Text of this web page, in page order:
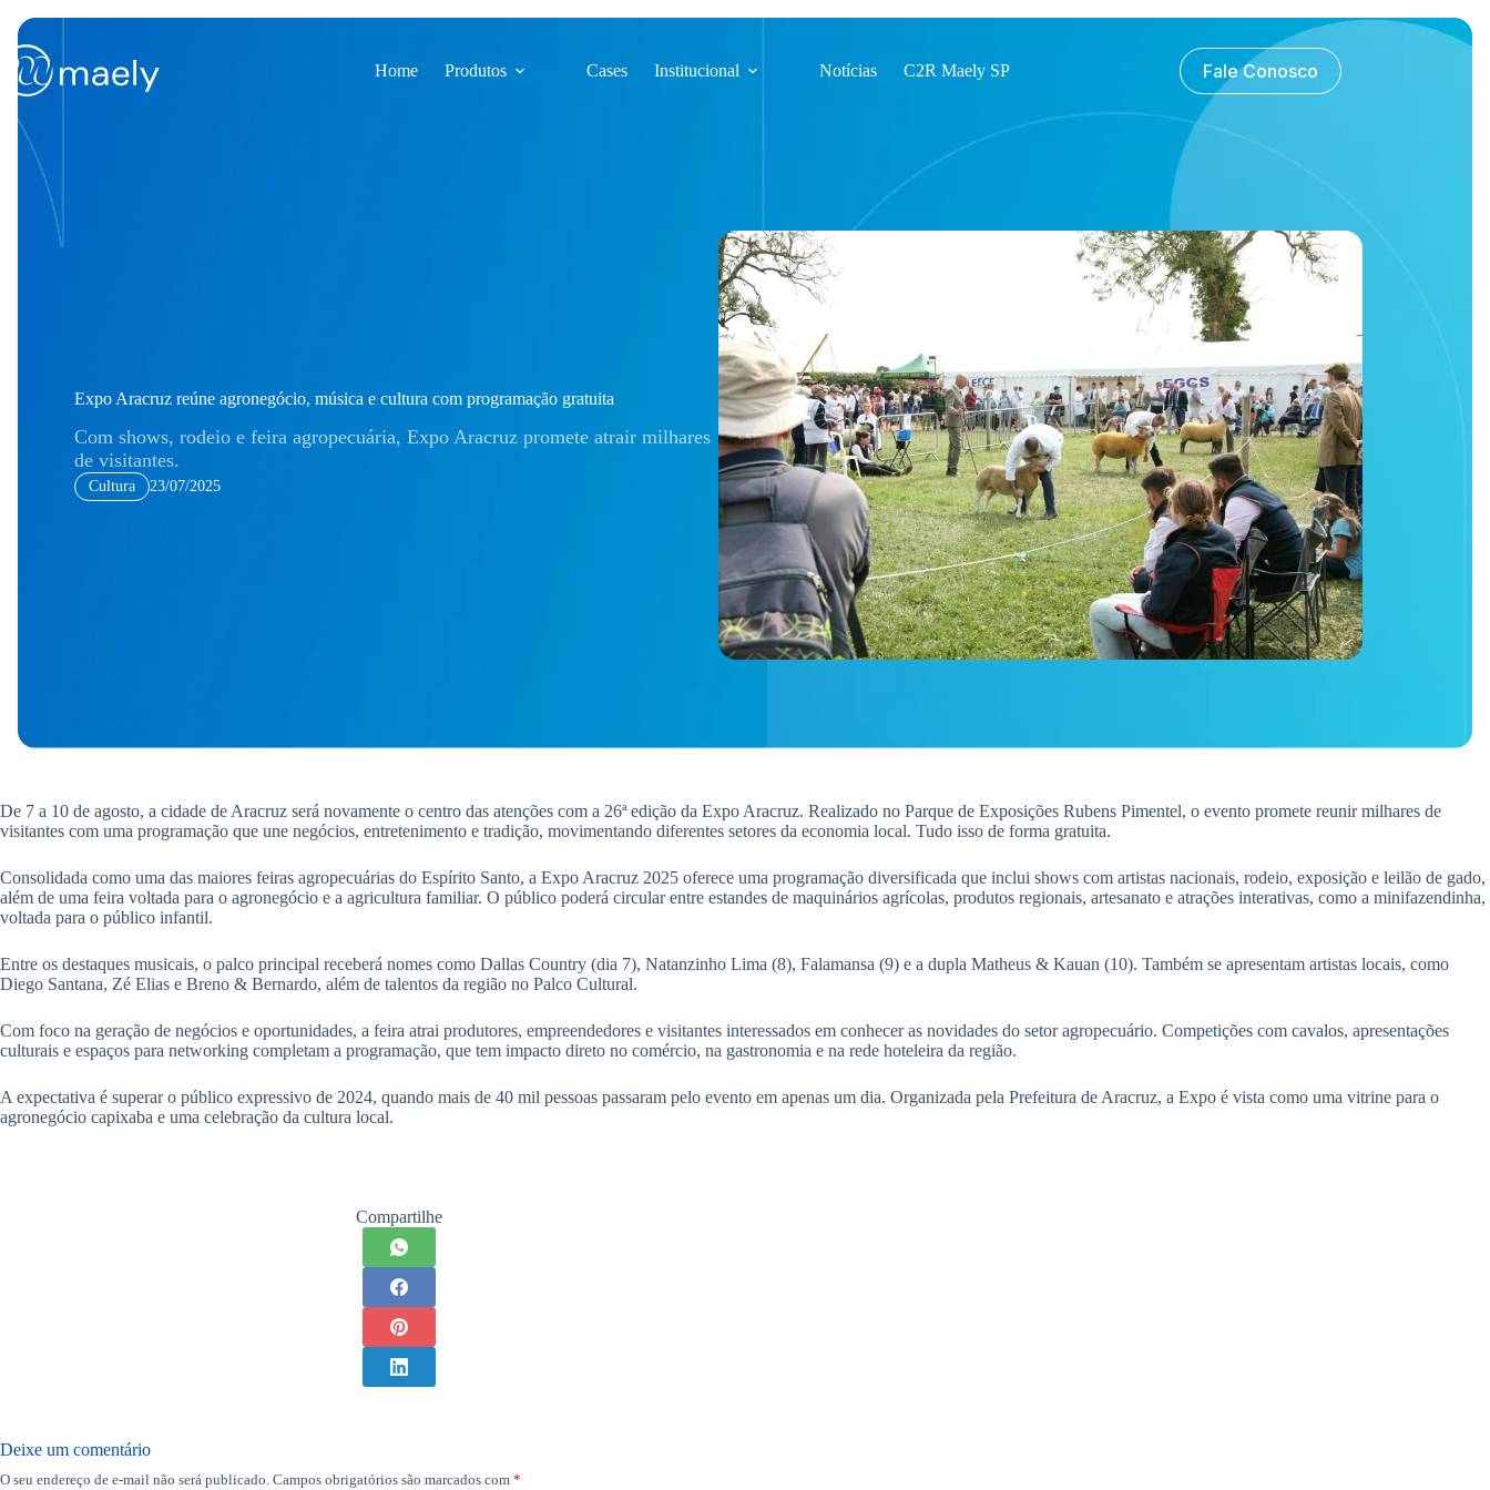
para
conteúdo
Home Produtos Cases Institucional Notícias C2R Maely SP Fale Conosco
Expo Aracruz reúne agronegócio, música e cultura com programação gratuita
Com shows, rodeio e feira agropecuária, Expo Aracruz promete atrair milhares
de visitantes.
Cultura 23/07/2025
De 7 a 10 de agosto, a cidade de Aracruz será novamente o centro das atenções com a 26ª edição da Expo Aracruz. Realizado no Parque de Exposições Rubens Pimentel, o evento promete reunir milhares de
visitantes com uma programação que une negócios, entretenimento e tradição, movimentando diferentes setores da economia local. Tudo isso de forma gratuita.
Consolidada como uma das maiores feiras agropecuárias do Espírito Santo, a Expo Aracruz 2025 oferece uma programação diversificada que inclui shows com artistas nacionais, rodeio, exposição e leilão de gado,
além de uma feira voltada para o agronegócio e a agricultura familiar. O público poderá circular entre estandes de maquinários agrícolas, produtos regionais, artesanato e atrações interativas, como a minifazendinha,
voltada para o público infantil.
Entre os destaques musicais, o palco principal receberá nomes como Dallas Country (dia 7), Natanzinho Lima (8), Falamansa (9) e a dupla Matheus & Kauan (10). Também se apresentam artistas locais, como
Diego Santana, Zé Elias e Breno & Bernardo, além de talentos da região no Palco Cultural.
Com foco na geração de negócios e oportunidades, a feira atrai produtores, empreendedores e visitantes interessados em conhecer as novidades do setor agropecuário. Competições com cavalos, apresentações
culturais e espaços para networking completam a programação, que tem impacto direto no comércio, na gastronomia e na rede hoteleira da região.
A expectativa é superar o público expressivo de 2024, quando mais de 40 mil pessoas passaram pelo evento em apenas um dia. Organizada pela Prefeitura de Aracruz, a Expo é vista como uma vitrine para o
agronegócio capixaba e uma celebração da cultura local.
Compartilhe
Deixe um comentário
O seu endereço de e-mail não será publicado. Campos obrigatórios são marcados com *